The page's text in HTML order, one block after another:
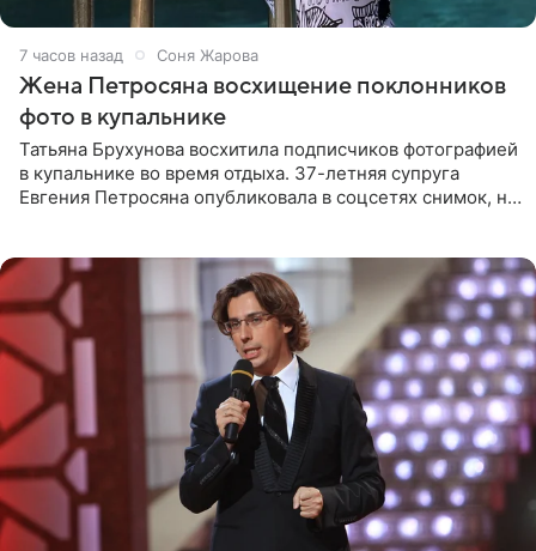
7 часов назад Соня Жарова
Жена Петросяна восхищение поклонников
фото в купальнике
Татьяна Брухунова восхитила подписчиков фотографией
в купальнике во время отдыха. 37-летняя супруга
Евгения Петросяна опубликовала в соцсетях снимок, на